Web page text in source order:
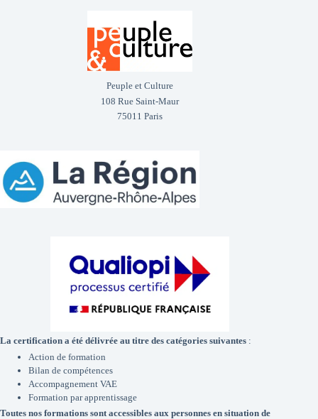
Peuple et Culture
108 Rue Saint-Maur
75011 Paris
La certification a été délivrée au titre des catégories suivantes :
Action de formation
Bilan de compétences
Accompagnement VAE
Formation par apprentissage
Toutes nos formations sont accessibles aux personnes en situation de